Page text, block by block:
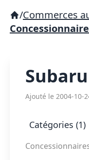
/Commerces
Ajouté le 2004-10-
Catégories (1)